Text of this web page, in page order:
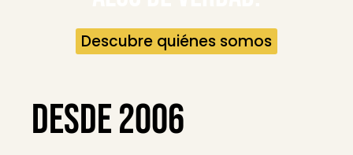
Descubre quiénes somos
desde 2006